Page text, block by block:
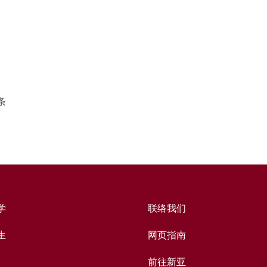
联络我们
网页指南
前往新亚